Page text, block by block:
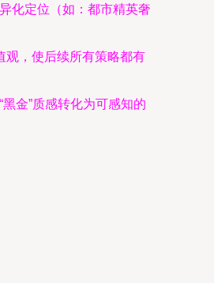
化定位（如：都市精英奢
观，使后续所有策略都有
金”质感转化为可感知的